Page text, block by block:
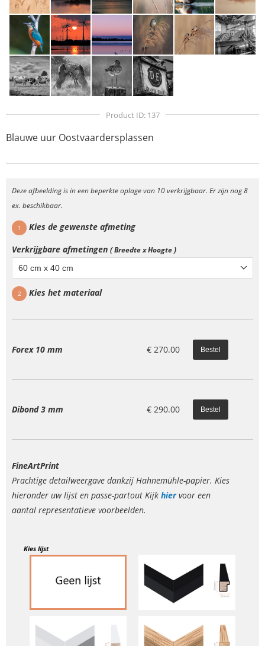
Product ID: 137
Blauwe uur Oostvaardersplassen
Deze afbeelding is in een beperkte oplage van 10 verkrijgbaar. Er zijn nog 8
ex. beschikbaar.
1
Kies de gewenste afmeting
Verkrijgbare afmetingen ( Breedte x Hoogte )
60 cm x 40 cm
2 Kies het materiaal
Forex 10 mm € 270.00
Dibond 3 mm € 290.00
FineArtPrint
Prachtige detailweergave dankzij Hahnemühle-papier. Kies
hieronder uw lijst en passe-partout Kijk hiervoor een
aantal representatieve voorbeelden.
Kies lijst